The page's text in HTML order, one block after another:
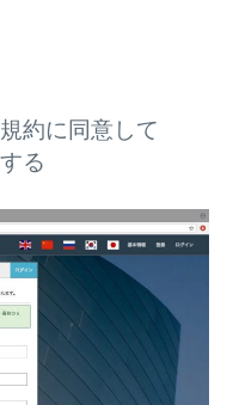
約に同意して
る